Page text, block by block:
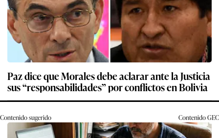
Paz dice que Morales debe aclarar ante la Justicia
sus “responsabilidades” por conflictos en Bolivia
Contenido sugerido ContenidoGEC